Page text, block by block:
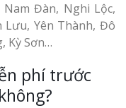
Đàn, Nghi Lộc,
Lưu, Yên Thành, Đô
Kỳ Sơn…
phí trước